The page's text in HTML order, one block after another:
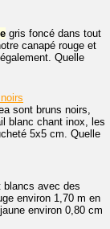
gris foncé dans tout
canapé rouge et
Quelle
sont bruns noirs,
blanc chant inox, les
5x5 cm. Quelle
avec des
environ 1,70 m en
jaune environ 0,80 cm